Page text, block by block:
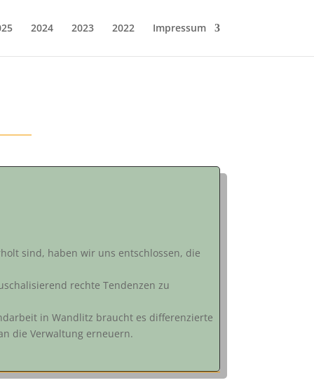
2024 2023 2022 Impressum
sind, haben wir uns entschlossen, die
rechte Tendenzen zu
in Wandlitz braucht es differenzierte
die Verwaltung erneuern.